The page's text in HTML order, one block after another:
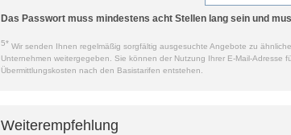
Das Passwort muss mindestens acht Stellen lang sein und
5* Wir senden Ihnen regelmäßig sorgfältig ausgesuchte Angebote zu
Unternehmen weitergegeben. Sie können der Nutzung Ihrer E-Mail-Adresse
Übermittlungskosten nach den Basistarifen entstehen.
Weiterempfehlung